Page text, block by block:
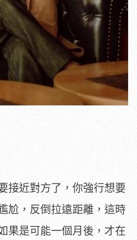
接近對方了，你強行想要
尬，反倒拉遠距離，這時
果是可能一個月後，才在